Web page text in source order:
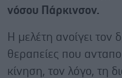
νόσου Πάρκινσον.
Η μελέτη ανοίγει τον
θεραπείες που
κίνηση, τον λόγο, τη